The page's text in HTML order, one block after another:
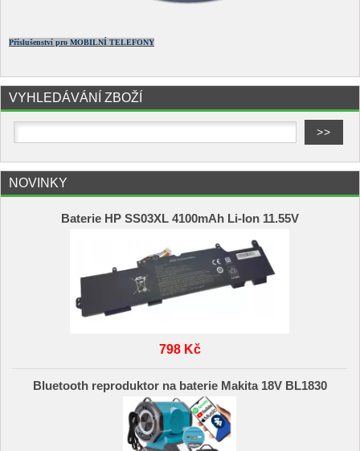
Příslušenství pro MOBILNÍ TELEFONY
VYHLEDÁVÁNÍ ZBOŽÍ
NOVINKY
Baterie HP SS03XL 4100mAh Li-Ion 11.55V
798 Kč
Bluetooth reproduktor na baterie Makita 18V BL1830